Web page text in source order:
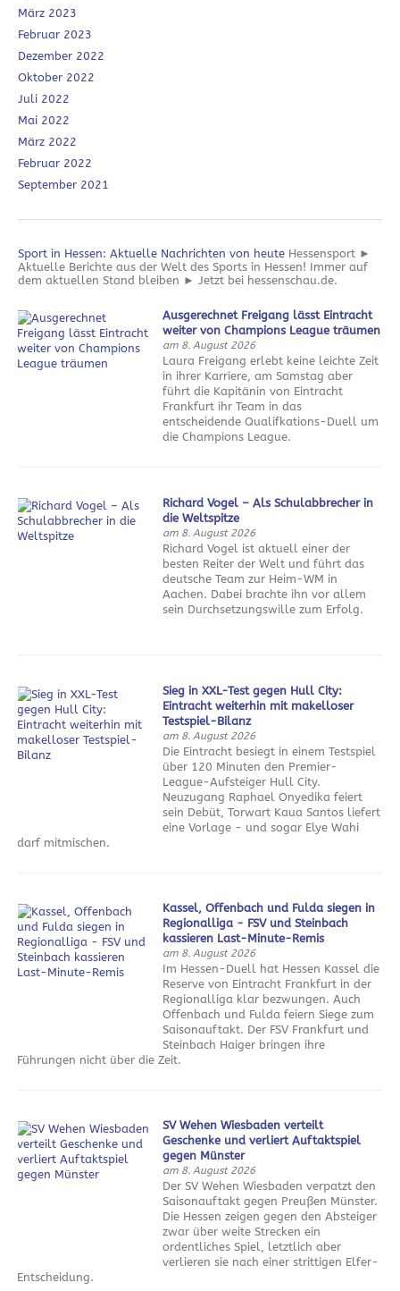
März 2023
Februar 2023
Dezember 2022
Oktober 2022
Juli 2022
Mai 2022
März 2022
Februar 2022
September 2021
Sport in Hessen: Aktuelle Nachrichten von heute Hessensport ►
Aktuelle Berichte aus der Welt des Sports in Hessen! Immer auf
dem aktuellen Stand bleiben ► Jetzt bei hessenschau.de.
Ausgerechnet Freigang lässt Eintracht
weiter von Champions League träumen
am 8. August 2026
Laura Freigang erlebt keine leichte Zeit
in ihrer Karriere, am Samstag aber
führt die Kapitänin von Eintracht
Frankfurt ihr Team in das
entscheidende Qualifkations-Duell um
die Champions League.
Richard Vogel – Als Schulabbrecher in
die Weltspitze
am 8. August 2026
Richard Vogel ist aktuell einer der
besten Reiter der Welt und führt das
deutsche Team zur Heim-WM in
Aachen. Dabei brachte ihn vor allem
sein Durchsetzungswille zum Erfolg.
Sieg in XXL-Test gegen Hull City:
Eintracht weiterhin mit makelloser
Testspiel-Bilanz
am 8. August 2026
Die Eintracht besiegt in einem Testspiel
über 120 Minuten den Premier-
League-Aufsteiger Hull City.
Neuzugang Raphael Onyedika feiert
sein Debüt, Torwart Kaua Santos liefert
eine Vorlage - und sogar Elye Wahi
darf mitmischen.
Kassel, Offenbach und Fulda siegen in
Regionalliga - FSV und Steinbach
kassieren Last-Minute-Remis
am 8. August 2026
Im Hessen-Duell hat Hessen Kassel die
Reserve von Eintracht Frankfurt in der
Regionalliga klar bezwungen. Auch
Offenbach und Fulda feiern Siege zum
Saisonauftakt. Der FSV Frankfurt und
Steinbach Haiger bringen ihre
Führungen nicht über die Zeit.
SV Wehen Wiesbaden verteilt
Geschenke und verliert Auftaktspiel
gegen Münster
am 8. August 2026
Der SV Wehen Wiesbaden verpatzt den
Saisonauftakt gegen Preußen Münster.
Die Hessen zeigen gegen den Absteiger
zwar über weite Strecken ein
ordentliches Spiel, letztlich aber
verlieren sie nach einer strittigen Elfer-
Entscheidung.